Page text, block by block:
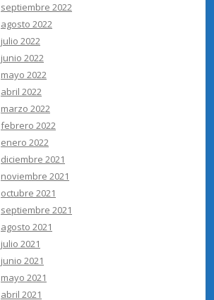
septiembre 2022
agosto 2022
julio 2022
junio 2022
mayo 2022
abril 2022
marzo 2022
febrero 2022
enero 2022
diciembre 2021
noviembre 2021
octubre 2021
septiembre 2021
agosto 2021
julio 2021
junio 2021
mayo 2021
abril 2021